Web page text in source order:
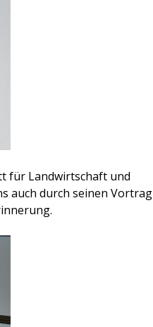
für Landwirtschaft und
auch durch seinen Vortrag